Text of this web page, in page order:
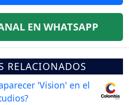
EN WHATSAPP
RELACIONADOS